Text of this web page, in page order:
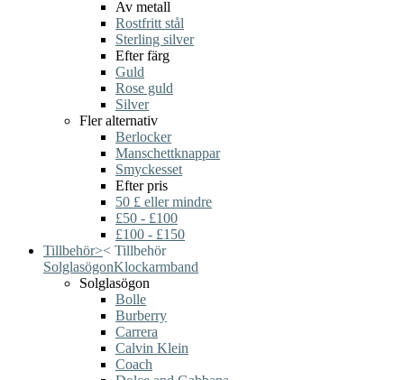
Av metall
Rostfritt stål
Sterling silver
Efter färg
Guld
Rose guld
Silver
Fler alternativ
Berlocker
Manschettknappar
Smyckesset
Efter pris
50 £ eller mindre
£50 - £100
£100 - £150
Tillbehör>< Tillbehör
SolglasögonKlockarmband
Solglasögon
Bolle
Burberry
Carrera
Calvin Klein
Coach